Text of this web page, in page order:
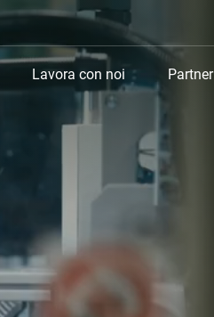
Lavora con noi Partner